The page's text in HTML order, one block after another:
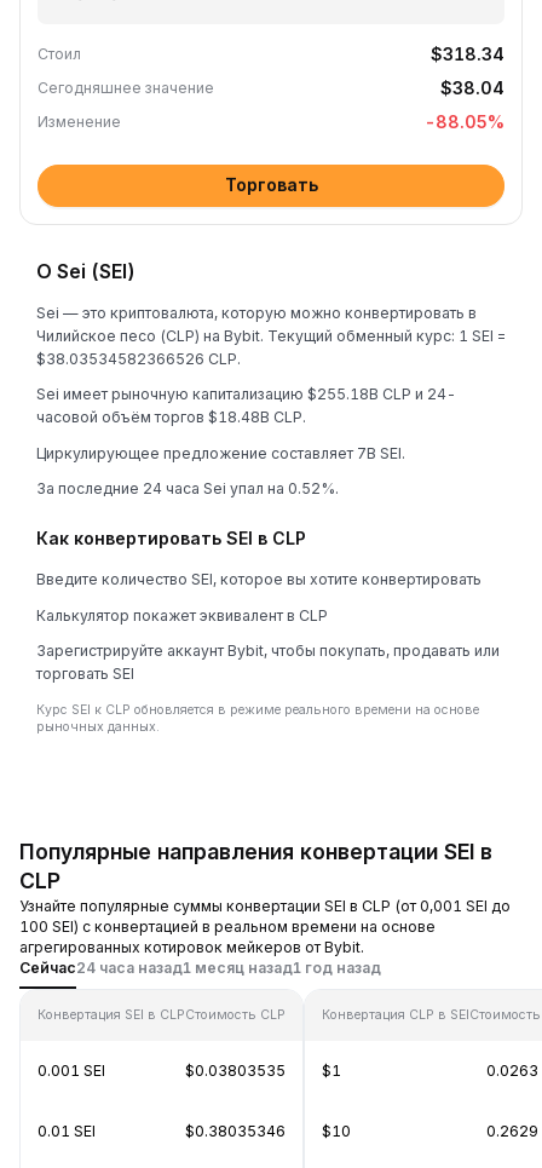
Стоил $318.34
Сегодняшнее значение $38.04
Изменение -88.05%
Торговать
О Sei (SEI)
Sei — это криптовалюта, которую можно конвертировать в
Чилийское песо (CLP) на Bybit. Текущий обменный курс: 1 SEI =
$38.03534582366526 CLP.
Sei имеет рыночную капитализацию $255.18B CLP и 24-
часовой объём торгов $18.48B CLP.
Циркулирующее предложение составляет 7B SEI.
За последние 24 часа Sei упал на 0.52%.
Как конвертировать SEI в CLP
Введите количество SEI, которое вы хотите конвертировать
Калькулятор покажет эквивалент в CLP
Зарегистрируйте аккаунт Bybit, чтобы покупать, продавать или
торговать SEI
Курс SEI к CLP обновляется в режиме реального времени на основе
рыночных данных.
Популярные направления конвертации SEI в
CLP
Узнайте популярные суммы конвертации SEI в CLP (от 0,001 SEI до
100 SEI) с конвертацией в реальном времени на основе
агрегированных котировок мейкеров от Bybit.
Сейчас24 часа назад1 месяц назад1 год назад
Конвертация SEI в CLPСтоимость CLP
0.001 SEI $0.03803535
0.01 SEI $0.38035346
Конвертация CLP в SEIСтоимость
$1 0.0263
$10 0.2629